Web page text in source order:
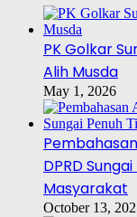
PK Golkar
Alih Musda
May 1, 2026
DPRD
Masyarakat
October 13,